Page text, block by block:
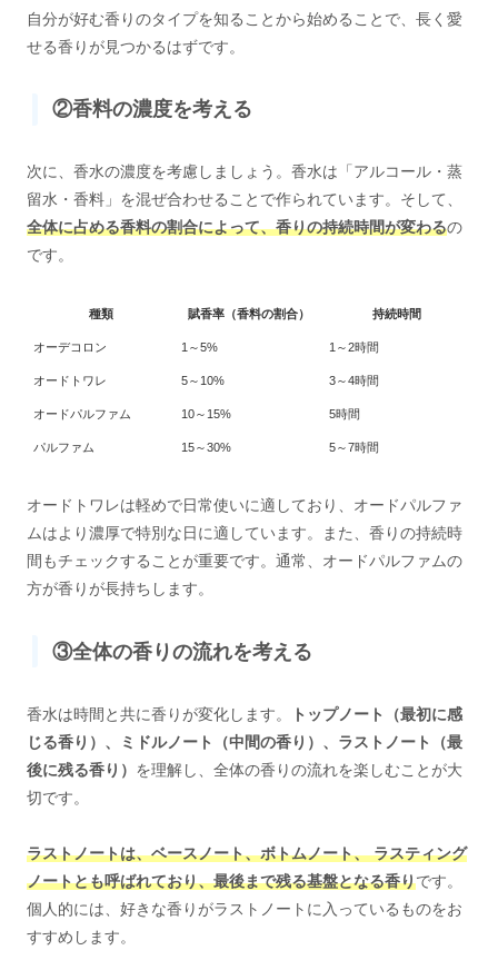
自分が好む香りのタイプを知ることから始めることで、長く愛
せる香りが見つかるはずです。
②香料の濃度を考える
次に、香水の濃度を考慮しましょう。香水は「アルコール・蒸
留水・香料」を混ぜ合わせることで作られています。そして、
全体に占める香料の割合によって、香りの持続時間が変わるの
です。
種類 賦香率（香料の割合） 持続時間
オーデコロン 1～5% 1～2時間
オードトワレ 5～10% 3～4時間
オードパルファム 10～15% 5時間
パルファム 15～30% 5～7時間
オードトワレは軽めで日常使いに適しており、オードパルファ
ムはより濃厚で特別な日に適しています。また、香りの持続時
間もチェックすることが重要です。通常、オードパルファムの
方が香りが長持ちします。
③全体の香りの流れを考える
香水は時間と共に香りが変化します。
トップノート（最初に感
じる香り）、ミドルノート（中間の香り）、ラストノート（最
後に残る香り） を理解し、全体の香りの流れを楽しむことが大
切です。
ラストノートは、ベースノート、ボトムノート、 ラスティング
ノートとも呼ばれており、最後まで残る基盤となる香りです。
個人的には、好きな香りがラストノートに入っているものをお
すすめします。